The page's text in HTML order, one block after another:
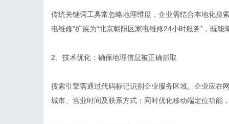
传统关键词工具常忽略地理维度，企业需结合本地化搜
电维修”扩展为“北京朝阳区家电维修24小时服务”，既
2、技术优化：确保地理信息被正确抓取
搜索引擎需通过代码标记识别企业服务区域。企业应在
城市、营业时间及联系方式；同时优化移动端定位功能